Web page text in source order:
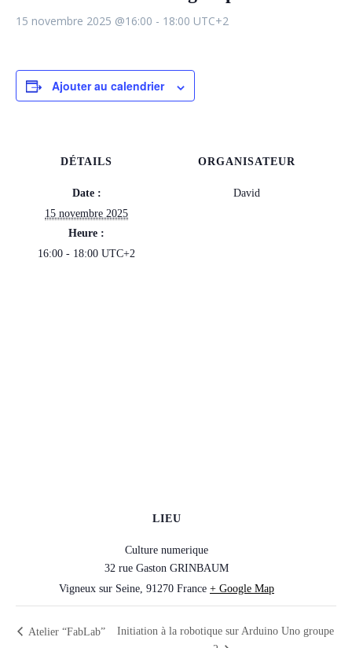
15 novembre 2025 @16:00 - 18:00 UTC+2
Ajouter au calendrier
DÉTAILS
Date :
15 novembre 2025
Heure :
16:00 - 18:00 UTC+2
ORGANISATEUR
David
LIEU
Culture numerique
32 rue Gaston GRINBAUM
Vigneux sur Seine, 91270 France + Google Map
Atelier “FabLab”
Initiation à la robotique sur Arduino Uno groupe